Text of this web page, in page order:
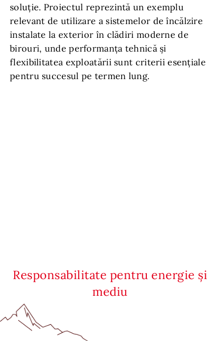
soluție. Proiectul reprezintă un exemplu
relevant de utilizare a sistemelor de încălzire
instalate la exterior în clădiri moderne de
birouri, unde performanța tehnică și
flexibilitatea exploatării sunt criterii esențiale
pentru succesul pe termen lung.
Responsabilitate pentru energie și
mediu